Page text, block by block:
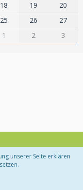
18 19
20
25 26
27
1 2 3
unserer Seite erklären